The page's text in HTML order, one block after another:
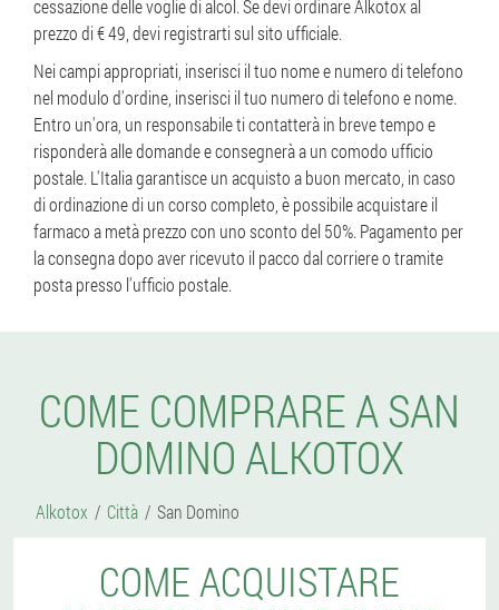
cessazione delle voglie di alcol. Se devi ordinare Alkotox al
prezzo di € 49, devi registrarti sul sito ufficiale.
Nei campi appropriati, inserisci il tuo nome e numero di telefono
nel modulo d'ordine, inserisci il tuo numero di telefono e nome.
Entro un'ora, un responsabile ti contatterà in breve tempo e
risponderà alle domande e consegnerà a un comodo ufficio
postale. L'Italia garantisce un acquisto a buon mercato, in caso
di ordinazione di un corso completo, è possibile acquistare il
farmaco a metà prezzo con uno sconto del 50%. Pagamento per
la consegna dopo aver ricevuto il pacco dal corriere o tramite
posta presso l'ufficio postale.
COME COMPRARE A SAN
DOMINO ALKOTOX
Alkotox Città San Domino
COME ACQUISTARE